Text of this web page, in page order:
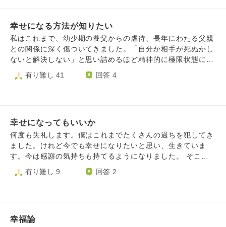
幸せになる方法が知りたい
私はこれまで、幼少期の養父からの虐待、長年にわたる父親
との関係に深く傷ついてきました。「自分か相手が死ぬかし
ないと解決しない」と思い詰めるほど精神的に極限状態にあ
り、ただ普通に幸せになりたいのに、その幸せすら分からな
くなっています。 誰でもいいからと思い婚約しても、幸せ
しそこでは、「他の人の方が苦しい」「そんな気持ちは捨て
なさい」といった否定や説教をされ、自分の苦しみを軽視す
るような対応を受けて大きな傷と深い絶望感を抱く結果とな
りました。養父を恨む気持ちを簡単に捨てられていたら相談
や感情の否定をされることなく、仏教本来の視点や教えに触
有り難し 41 回答 4
幸せになってもいいか
何度も失礼します。僕はこれまでたくさんの過ちを犯してき
ました。けれど今でも幸せになりたいと思い、生きていま
す。今は感謝の気持ちも持てるようになりました。 そこで
質問なんですが、僕はもう幸せになってはいけないのでしょ
うか？
有り難し 9 回答 2
幸福論